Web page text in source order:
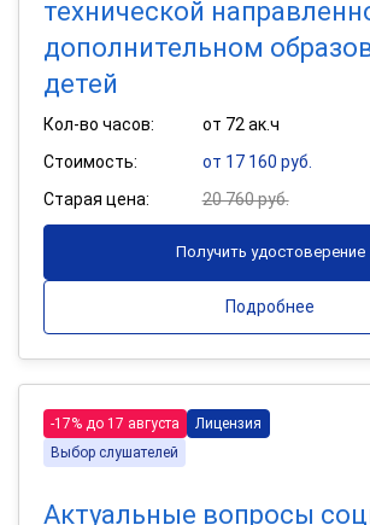
технической
дополнительном
детей
Кол-во часов:
от 72 ак.ч
Стоимость:
от 17 160 руб.
Старая цена:
20 760 руб.
Получить удостоверение
Подробнее
-17% до 17 августа
Лицензия
Выбор слушателей
Актуальные вопросы